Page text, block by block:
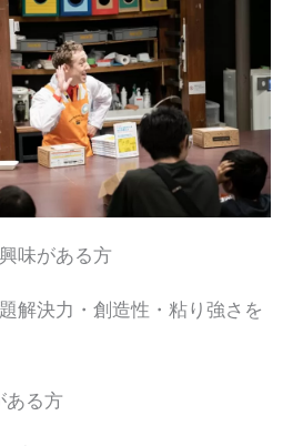
味がある方
解決力・創造性・粘り強さを
ある方